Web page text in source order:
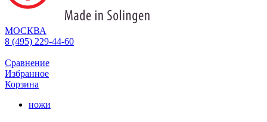
МОСКВА
8 (495) 229-44-60
Сравнение
Избранное
Корзина
ножи